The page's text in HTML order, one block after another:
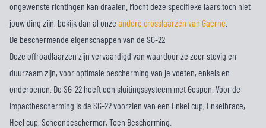
ongewenste richtingen kan draaien. Mocht deze specifieke laars toch niet
jouw ding zijn, bekijk dan al onze andere crosslaarzen van Gaerne
De beschermende eigenschappen van de SG-22
Deze offroadlaarzen zijn vervaardigd van waardoor ze zeer stevig en
duurzaam zijn, voor optimale bescherming van je voeten, enkels en
onderbenen. De SG-22 heeft een sluitingssysteem met Gespen. Voor de
impactbescherming is de SG-22 voorzien van een Enkel cup, Enkelbrace,
Heel cup, Scheenbeschermer, Teen Bescherming.